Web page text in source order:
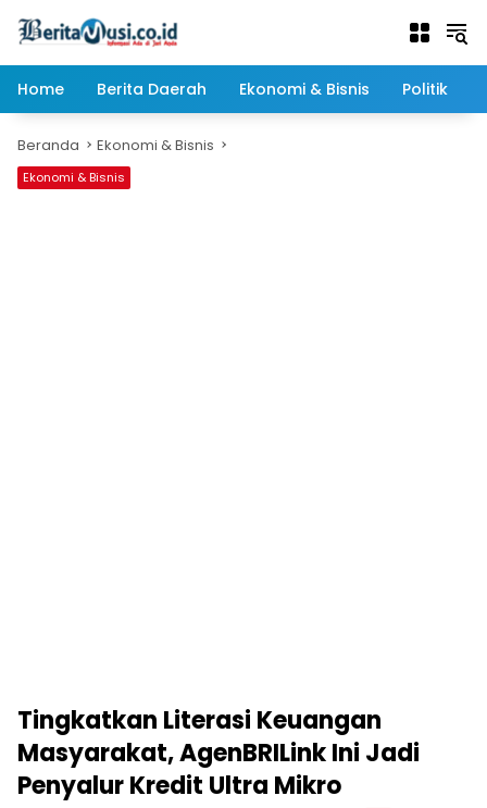
Home
Berita Daerah Ekonomi & Bisnis Politik
Beranda Ekonomi & Bisnis
Ekonomi & Bisnis
Tingkatkan Literasi Keuangan
Masyarakat, AgenBRILink Ini Jadi
Penyalur Kredit Ultra Mikro